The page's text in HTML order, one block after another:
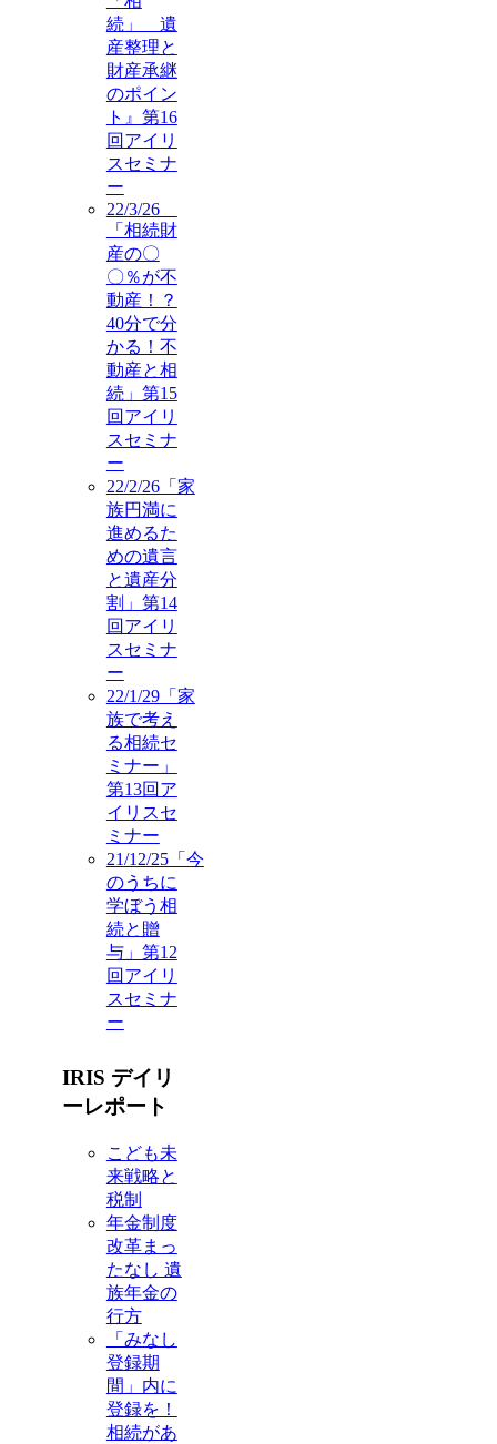
続」 遺
産整理と
財産承継
のポイン
ト』第16
回アイリ
スセミナ
ー
22/3/26
「相続財
産の〇
〇％が不
動産！？
40分で分
かる！不
動産と相
続」第15
回アイリ
スセミナ
ー
22/2/26「家
族円満に
進めるた
めの遺言
と遺産分
割」第14
回アイリ
スセミナ
ー
22/1/29「家
族で考え
る相続セ
ミナー」
第13回ア
イリスセ
ミナー
21/12/25「今
のうちに
学ぼう相
続と贈
与」第12
回アイリ
スセミナ
ー
IRIS デイリ
ーレポート
こども未
来戦略と
税制
年金制度
改革まっ
たなし 遺
族年金の
行方
「みなし
登録期
間」内に
登録を！
相続があ